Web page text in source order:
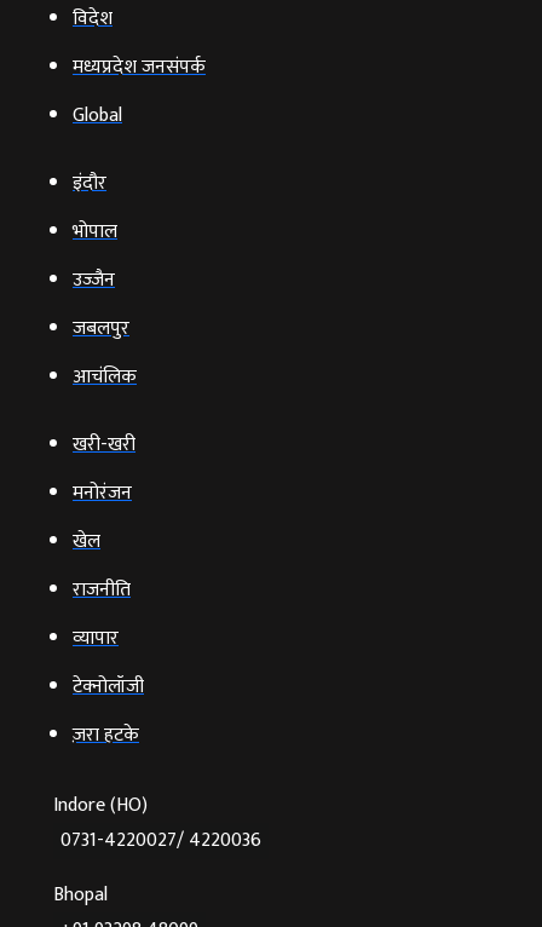
विदेश
मध्यप्रदेश जनसंपर्क
Global
इंदौर
भोपाल
उज्‍जैन
जबलपुर
आचंलिक
खरी-खरी
मनोरंजन
खेल
राजनीति
व्‍यापार
टेक्‍नोलॉजी
ज़रा हटके
Indore (HO)
0731-4220027/ 4220036
Bhopal